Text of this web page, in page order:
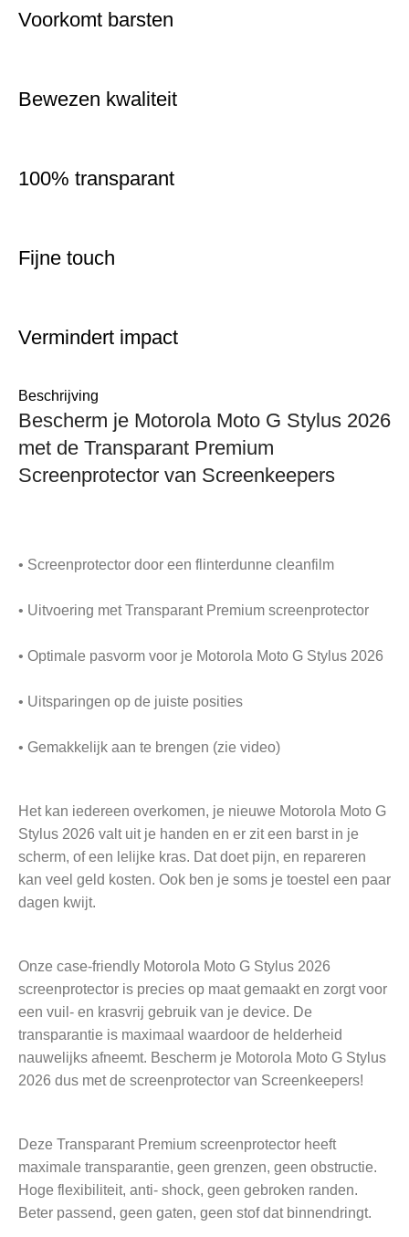
Voorkomt barsten
Bewezen kwaliteit
100% transparant
Fijne touch
Vermindert impact
Beschrijving
Bescherm je Motorola Moto G Stylus 2026
met de Transparant Premium
Screenprotector van Screenkeepers
• Screenprotector door een flinterdunne cleanfilm
• Uitvoering met Transparant Premium screenprotector
• Optimale pasvorm voor je Motorola Moto G Stylus 2026
• Uitsparingen op de juiste posities
• Gemakkelijk aan te brengen (zie video)
Het kan iedereen overkomen, je nieuwe Motorola Moto G
Stylus 2026 valt uit je handen en er zit een barst in je
scherm, of een lelijke kras. Dat doet pijn, en repareren
kan veel geld kosten. Ook ben je soms je toestel een paar
dagen kwijt.
Onze case-friendly Motorola Moto G Stylus 2026
screenprotector is precies op maat gemaakt en zorgt voor
een vuil- en krasvrij gebruik van je device. De
transparantie is maximaal waardoor de helderheid
nauwelijks afneemt. Bescherm je Motorola Moto G Stylus
2026 dus met de screenprotector van Screenkeepers!
Deze Transparant Premium screenprotector heeft
maximale transparantie, geen grenzen, geen obstructie.
Hoge flexibiliteit, anti- shock, geen gebroken randen.
Beter passend, geen gaten, geen stof dat binnendringt.